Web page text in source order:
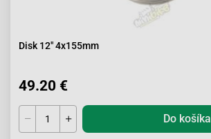
Disk 12" 4x155mm
49.20 €
Do košíka